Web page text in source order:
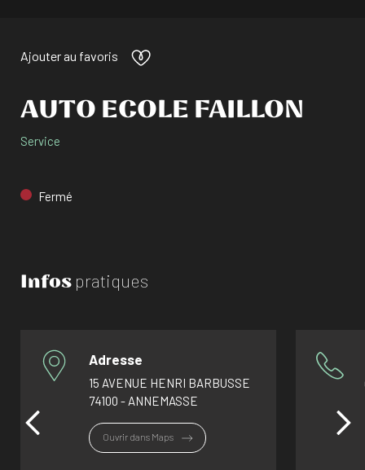
Ajouter au favoris
AUTO ECOLE FAILLON
Service
Fermé
Infos pratiques
Adresse
15 AVENUE HENRI BARBUSSE
74100 - ANNEMASSE
Ouvrir dans Maps